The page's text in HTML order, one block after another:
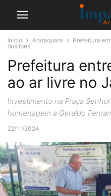
Início Araraquara
Prefeitura
dos Ipês
Prefeitura
ao ar livre no
Investimento na Praça
homenagem a Geraldo
22/11/2024